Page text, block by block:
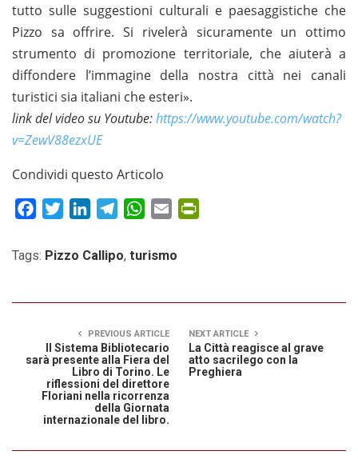
tutto sulle suggestioni culturali e paesaggistiche che
Pizzo sa offrire. Si rivelerà sicuramente un ottimo
strumento di promozione territoriale, che aiuterà a
diffondere l’immagine della nostra città nei canali
turistici sia italiani che esteri».
link del video su Youtube:https://www.youtube.com/watch?
v=ZewV88ezxUE
Condividi questo Articolo
FacebookTwitterLinkedInTelegramWhatsApp
Email
Tags: Pizzo Callipo, turismo
PREVIOUS ARTICLE
Il Sistema Bibliotecario
sarà presente alla Fiera del
Libro di Torino. Le
riflessioni del direttore
Floriani nella ricorrenza
della Giornata
internazionale del libro.
NEXT ARTICLE
La Città reagisce al grave
atto sacrilego con la
Preghiera